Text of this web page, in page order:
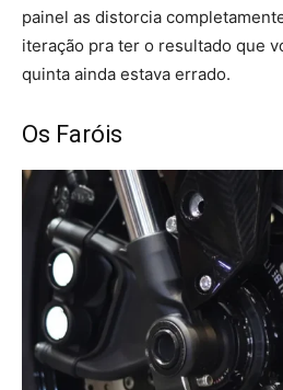
painel as distorcia
iteração pra ter o resultado que
quinta ainda estava errado.
Os Faróis